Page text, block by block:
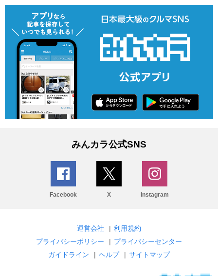
みんカラ公式SNS
Facebook X Instagram
運営会社 | 利用規約
プライバシーポリシー
| プライバシーセンター
ガイドライン
| ヘルプ | サイトマップ